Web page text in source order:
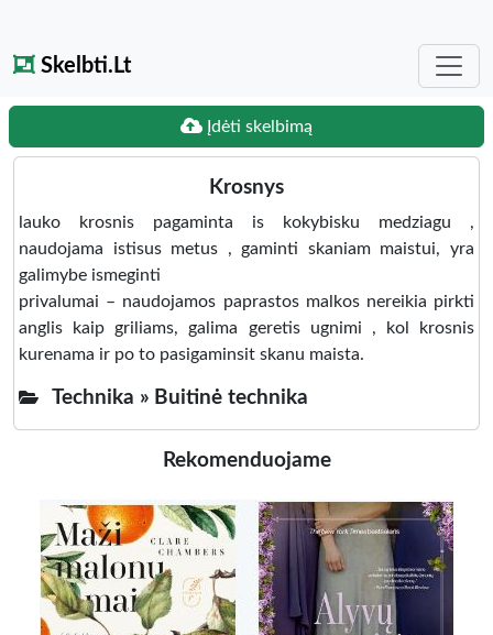
Skelbti.Lt
Įdėti skelbimą
Krosnys
lauko krosnis pagaminta is kokybisku medziagu ,
naudojama istisus metus , gaminti skaniam maistui, yra
galimybe ismeginti
privalumai – naudojamos paprastos malkos nereikia pirkti
anglis kaip griliams, galima geretis ugnimi , kol krosnis
kurenama ir po to pasigaminsit skanu maista.
Technika » Buitinė technika
Rekomenduojame